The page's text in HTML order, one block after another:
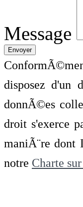
Message
disposez d'un
donnÃ©es
droit s'exerce
maniÃ¨re dont
notre Charte